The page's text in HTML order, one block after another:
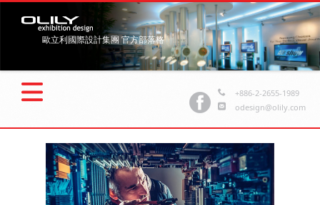
歐立利國際設計集團 官方部落格
+886-2-2655-1989
odesign@olily.com